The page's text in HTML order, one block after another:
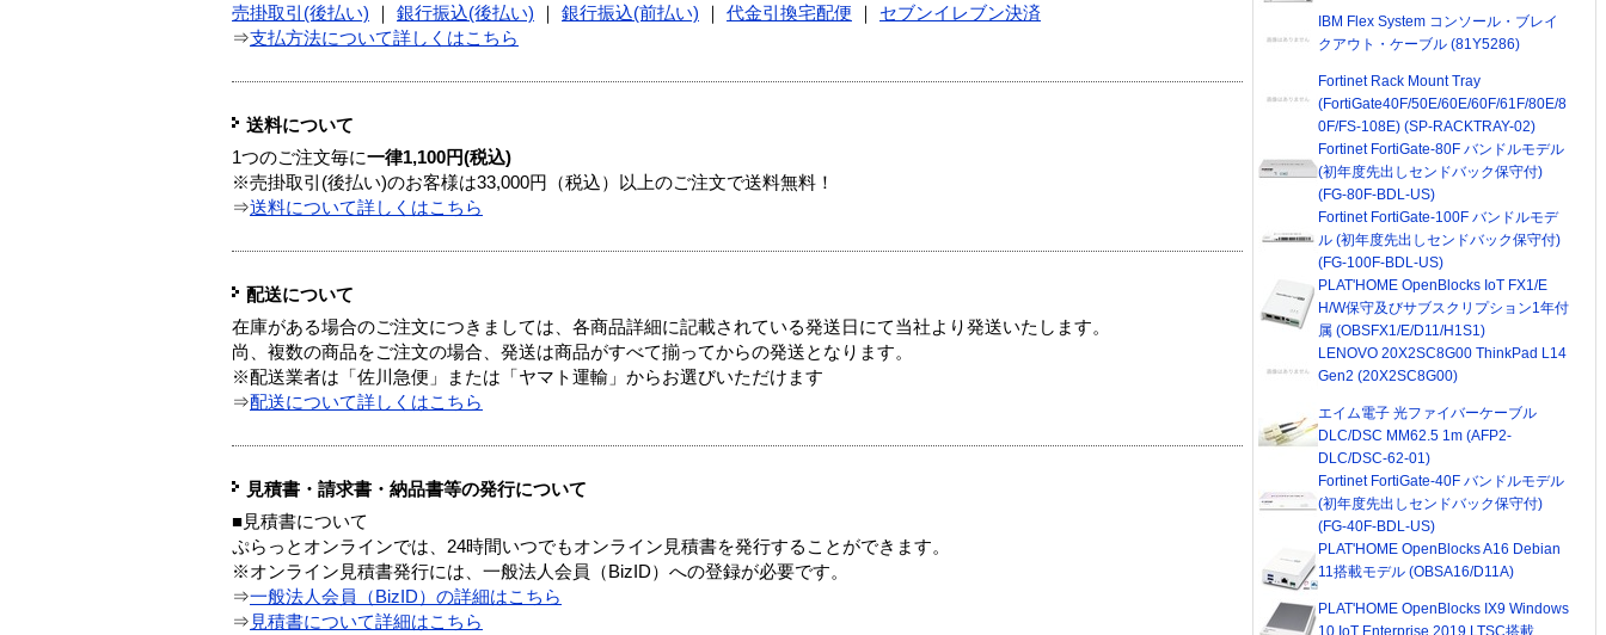
売掛取引(後払い) 銀行振込(後払い) 銀行振込(前払い) 代金引換宅配便
セブンイレブン決済
⇒支払方法について詳しくはこちら
送料について
1つのご注文毎に一律1,100円(税込)
※売掛取引(後払い)のお客様は33,000円（税込）以上のご注文で送料無料！
⇒送料について詳しくはこちら
配送について
在庫がある場合のご注文につきましては、各商品詳細に記載されている発送日にて当社より発送いたします。
尚、複数の商品をご注文の場合、発送は商品がすべて揃ってからの発送となります。
※配送業者は「佐川急便」または「ヤマト運輸」からお選びいただけます
⇒配送について詳しくはこちら
見積書・請求書・納品書等の発行について
■見積書について
ぷらっとオンラインでは、24時間いつでもオンライン見積書を発行することができます。
※オンライン見積書発行には、一般法人会員（BizID）への登録が必要です。
⇒一般法人会員（BizID）の詳細はこちら
⇒ 見積書について詳細はこちら
IBM Flex System コンソール・ブレイ
クアウト・ケーブル (81Y5286)
Fortinet Rack Mount Tray
(FortiGate40F/50E/60E/60F/61F/80E/8
0F/FS-108E) (SP-RACKTRAY-02)
Fortinet FortiGate-80F バンドルモデル
(初年度先出しセンドバック保守付)
(FG-80F-BDL-US)
Fortinet FortiGate-100F バンドルモデ
ル (初年度先出しセンドバック保守付)
(FG-100F-BDL-US)
PLAT'HOME OpenBlocks IoT FX1/E
H/W保守及びサブスクリプション1年付
属 (OBSFX1/E/D11/H1S1)
LENOVO 20X2SC8G00 ThinkPad L14
Gen2 (20X2SC8G00)
エイム電子 光ファイバーケーブル
DLC/DSC MM62.5 1m (AFP2-
DLC/DSC-62-01)
Fortinet FortiGate-40F バンドルモデル
(初年度先出しセンドバック保守付)
(FG-40F-BDL-US)
PLAT'HOME OpenBlocks A16 Debian
11搭載モデル (OBSA16/D11A)
PLAT'HOME OpenBlocks IX9 Windows
10 IoT Enterprise 2019 LTSC搭載